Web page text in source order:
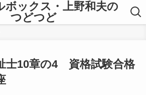
ボックス・上野和夫の
つどつど
士10章の4 資格試験合格